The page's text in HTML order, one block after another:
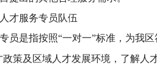
才服务专员队伍
员是指按照“一对一”标准，为我
策及区域人才发展环境，了解